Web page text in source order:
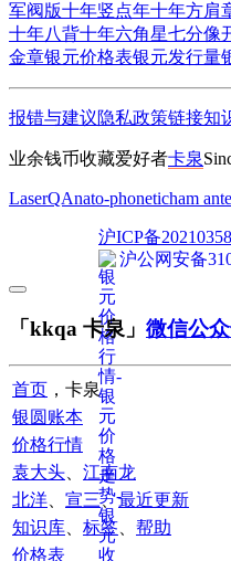
军阀版十年竖点年十年方肩
十年八背十年六角星七分像
金章银元价格表银元发行量
报错与建议隐私政策链接知
业余钱币收藏爱好者卡泉
LaserQAnato-phoneticham
沪ICP备
沪公网安备
「kkqa 卡泉」 微信公
首页 ，卡泉
银圆账本
价格行情
袁大头
江南龙
北洋
宣三、最近更新
知识库
标签
帮助
价格表